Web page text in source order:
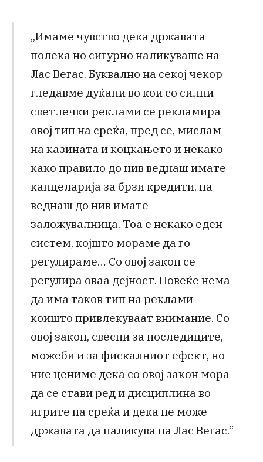
„Имаме чувство дека државата
полека но сигурно наликуваше на
Лас Вегас. Буквално на секој чекор
гледавме дуќани во кои со силни
светлечки реклами се рекламира
овој тип на среќа, пред се, мислам
на казината и коцкањето и некако
како правило до нив веднаш имате
канцеларија за брзи кредити, па
веднаш до нив имате
заложувалница. Тоа е некако еден
систем, којшто мораме да го
регулираме… Со овој закон се
регулира оваа дејност. Повеќе нема
да има таков тип на реклами
коишто привлекуваат внимание. Со
овој закон, свесни за последиците,
можеби и за фискалниот ефект, но
ние цениме дека со овој закон мора
да се стави ред и дисциплина во
игрите на среќа и дека не може
државата да наликува на Лас Вегас.“